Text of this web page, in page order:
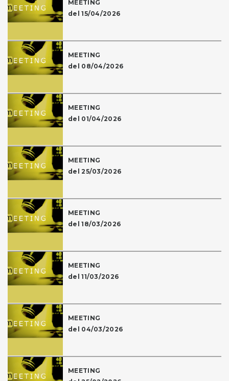
MEETING
del 15/04/2026
MEETING
del 08/04/2026
MEETING
del 01/04/2026
MEETING
del 25/03/2026
MEETING
del 18/03/2026
MEETING
del 11/03/2026
MEETING
del 04/03/2026
MEETING